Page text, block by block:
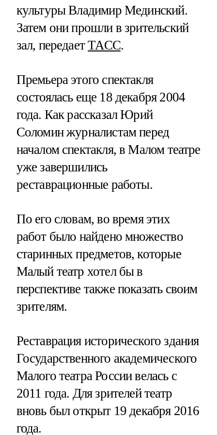
культуры Владимир Мединский.
Затем они прошли в зрительский
зал, передаетТАСС.
Премьера этого спектакля
состоялась еще 18 декабря 2004
года. Как рассказал Юрий
Соломин журналистам перед
началом спектакля, в Малом театре
уже завершились
реставрационные работы.
По его словам, во время этих
работ было найдено множество
старинных предметов, которые
Малый театр хотел бы в
перспективе также показать своим
зрителям.
Реставрация исторического здания
Государственного академического
Малого театра России велась с
2011 года. Для зрителей театр
вновь был открыт 19 декабря 2016
года.